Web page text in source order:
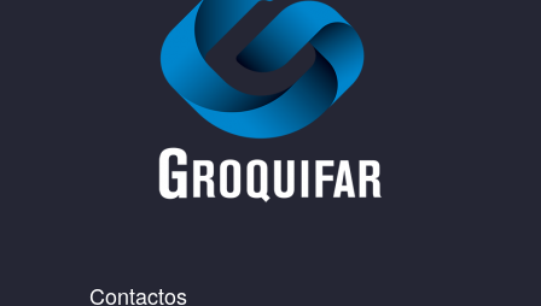
Contactos